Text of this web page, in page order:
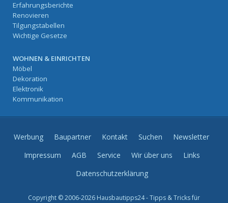
Erfahrungsberichte
Renovieren
Tilgungstabellen
Wichtige Gesetze
WOHNEN & EINRICHTEN
Möbel
Dekoration
Elektronik
Kommunikation
Werbung Baupartner Kontakt Suchen
Newsletter
Impressum
AGB Service Wir über uns
Links
Datenschutzerklärung
Copyright © 2006-2026 Hausbautipps24 - Tipps & Tricks für